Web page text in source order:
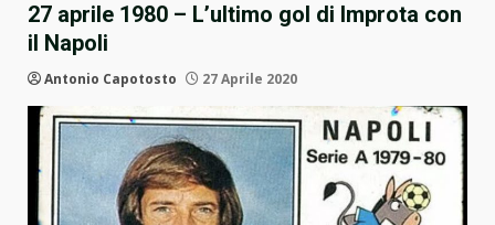
27 aprile 1980 – L’ultimo gol di Improta con
il Napoli
Antonio Capotosto 27 Aprile 2020